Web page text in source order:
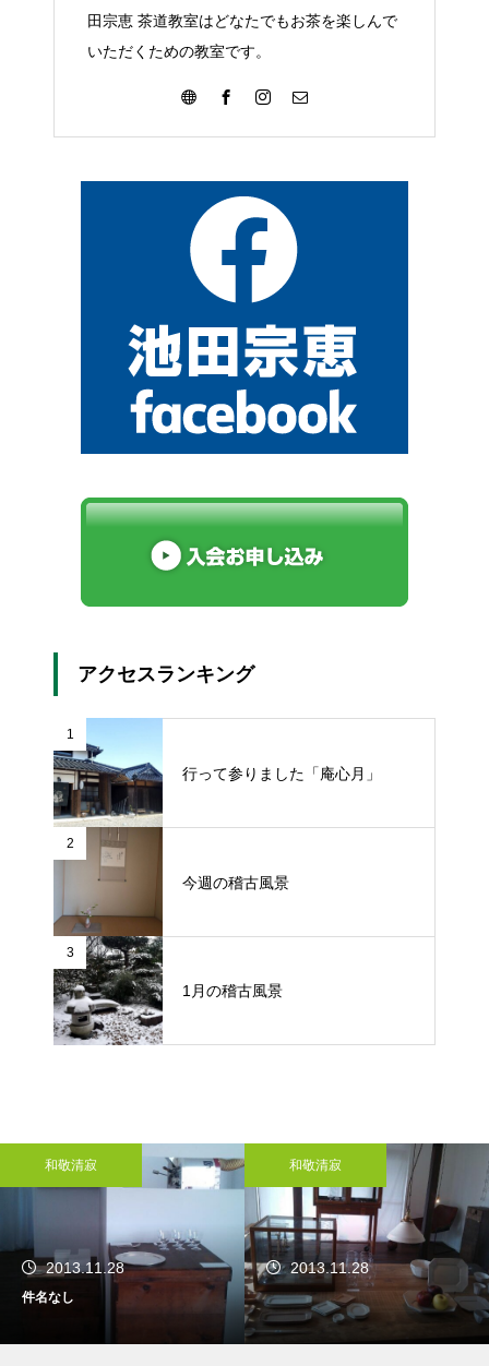
田宗恵 茶道教室はどなたでもお茶を楽しんで
いただくための教室です。
アクセスランキング
1
行って参りました「庵心月」
2
今週の稽古風景
3
1月の稽古風景
和敬清寂
2013.11.28
件名なし
和敬清寂
2013.11.28